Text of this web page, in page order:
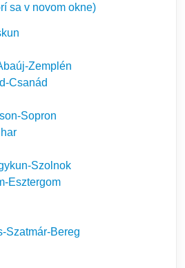
sa v novom okne)
Zemplén
Csanád
Sopron
Szolnok
Esztergom
Szatmár-Bereg